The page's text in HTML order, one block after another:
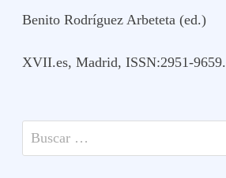
Benito Rodríguez Arbeteta (ed.)
XVII.es, Madrid, ISSN:2951-9659.
Buscar: